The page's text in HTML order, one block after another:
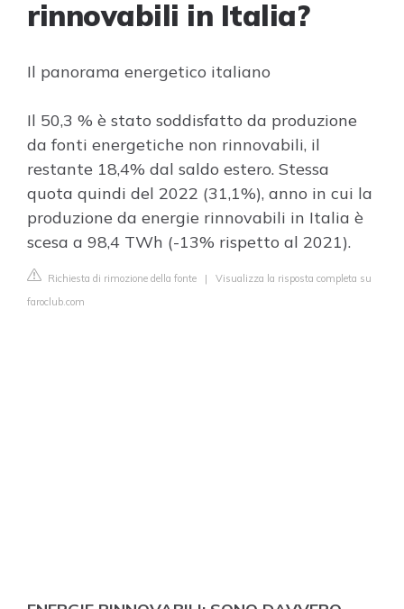
rinnovabili in Italia?
Il panorama energetico italiano
Il 50,3 % è stato soddisfatto da produzione
da fonti energetiche non rinnovabili, il
restante 18,4% dal saldo estero. Stessa
quota quindi del 2022 (31,1%), anno in cui la
produzione da energie rinnovabili in Italia è
scesa a 98,4 TWh (-13% rispetto al 2021).
Richiesta di rimozione della fonte | Visualizza la risposta completa su
faroclub.com